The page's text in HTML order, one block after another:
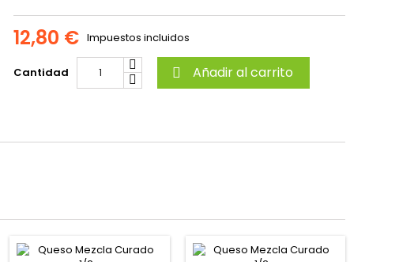
12,80 € Impuestos incluidos
Cantidad  Añadir al carrito